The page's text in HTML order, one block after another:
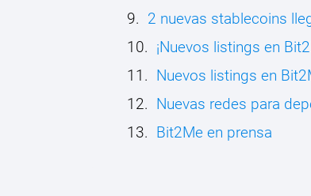
2 nuevas stablecoins
¡Nuevos listings en
Nuevos listings en
Nuevas redes para
Bit2Me en prensa